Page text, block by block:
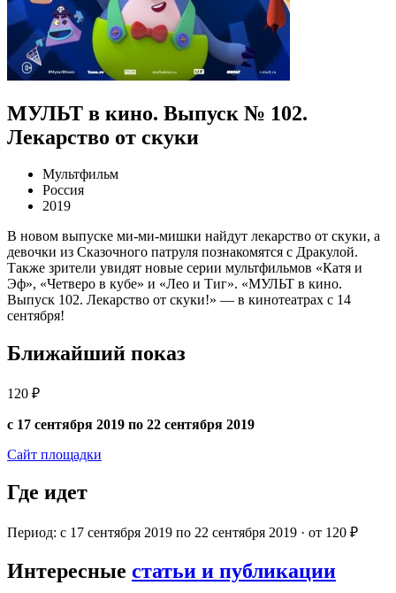
МУЛЬТ в кино. Выпуск № 102.
Лекарство от скуки
Мультфильм
Россия
2019
В новом выпуске ми-ми-мишки найдут лекарство от скуки, а
девочки из Сказочного патруля познакомятся с Дракулой.
Также зрители увидят новые серии мультфильмов «Катя и
Эф», «Четверо в кубе» и «Лео и Тиг». «МУЛЬТ в кино.
Выпуск 102. Лекарство от скуки!» — в кинотеатрах с 14
сентября!
Ближайший показ
120 ₽
с 17 сентября 2019 по 22 сентября 2019
Сайт площадки
Где идет
Период: с 17 сентября 2019 по 22 сентября 2019 · от 120 ₽
Интересные статьи и публикации